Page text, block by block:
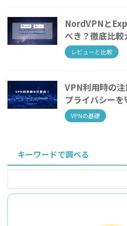
NordVPNと
べき？徹底比較
レビューと比較
VPN利用時の
プライバシー
VPNの基礎
キーワードで調べる